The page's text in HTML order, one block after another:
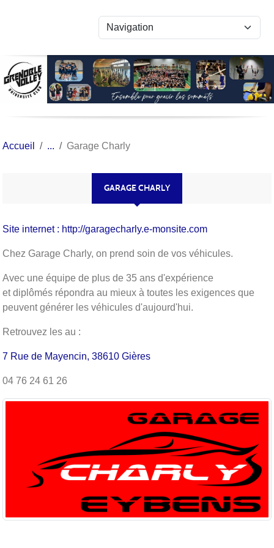
Accueil Garage Charly
GARAGE CHARLY
Site internet : http://garagecharly.e-monsite.com
Chez Garage Charly, on prend soin de vos véhicules.
Avec une équipe de plus de 35 ans d'expérience
et diplômés répondra au mieux à toutes les exigences que
peuvent générer les véhicules d'aujourd'hui.
Retrouvez les au :
7 Rue de Mayencin, 38610 Gières
04 76 24 61 26